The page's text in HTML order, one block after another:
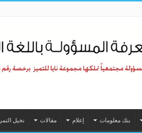
بنك معلومات إعلام مقالات نخيل التمر